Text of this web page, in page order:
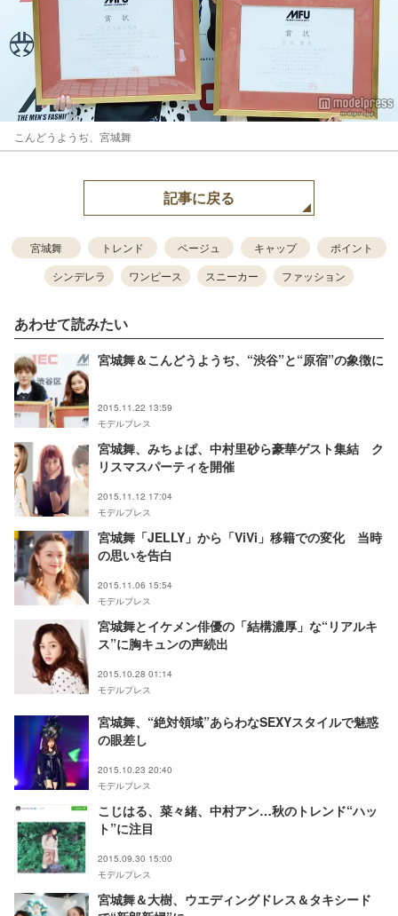
こんどうようぢ、宮城舞
記事に戻る
宮城舞 トレンド ベージュ キャップ
ポイント
シンデレラ
ワンピース スニーカー ファッション
あわせて読みたい
宮城舞＆こんどうようぢ、“渋谷”と“原宿”の象徴に
2015.11.22 13:59
モデルプレス
宮城舞、みちょぱ、中村里砂ら豪華ゲスト集結 ク
リスマスパーティを開催
2015.11.12 17:04
モデルプレス
宮城舞「JELLY」から「ViVi」移籍での変化 当時
の思いを告白
2015.11.06 15:54
モデルプレス
宮城舞とイケメン俳優の「結構濃厚」な“リアルキ
ス”に胸キュンの声続出
2015.10.28 01:14
モデルプレス
宮城舞、“絶対領域”あらわなSEXYスタイルで魅惑
の眼差し
2015.10.23 20:40
モデルプレス
こじはる、菜々緒、中村アン…秋のトレンド“ハッ
ト”に注目
2015.09.30 15:00
モデルプレス
宮城舞＆大樹、ウエディングドレス＆タキシード